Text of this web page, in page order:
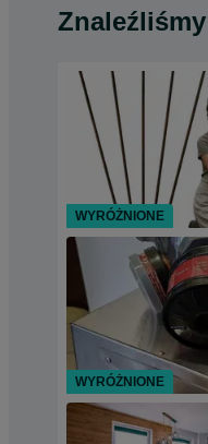
Znaleźliśmy
WYRÓŻNIONE
WYRÓŻNIONE